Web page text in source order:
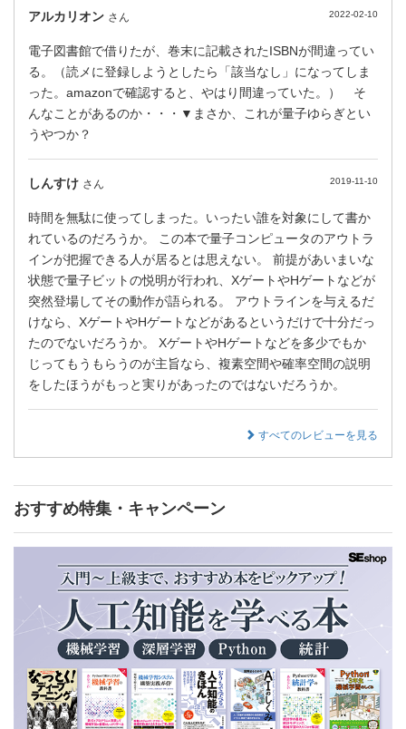
アルカリオン さん 2022-02-10
電子図書館で借りたが、巻末に記載されたISBNが間違ってい
る。（読メに登録しようとしたら「該当なし」になってしま
った。amazonで確認すると、やはり間違っていた。） そ
んなことがあるのか・・・▼まさか、これが量子ゆらぎとい
うやつか？
しんすけ さん 2019-11-10
時間を無駄に使ってしまった。いったい誰を対象にして書か
れているのだろうか。 この本で量子コンピュータのアウトラ
インが把握できる人が居るとは思えない。 前提があいまいな
状態で量子ビットの悦明が行われ、XゲートやHゲートなどが
突然登場してその動作が語られる。 アウトラインを与えるだ
けなら、XゲートやHゲートなどがあるというだけで十分だっ
たのでないだろうか。 XゲートやHゲートなどを多少でもか
じってもうもらうのが主旨なら、複素空間や確率空間の説明
をしたほうがもっと実りがあったのではないだろうか。
すべてのレビューを見る
おすすめ特集・キャンペーン